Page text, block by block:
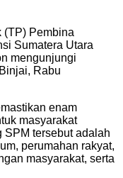
(TP) Pembina
Sumatera Utara
mengunjungi
Rabu
enam
masyarakat
tersebut adalah
perumahan rakyat,
masyarakat, serta